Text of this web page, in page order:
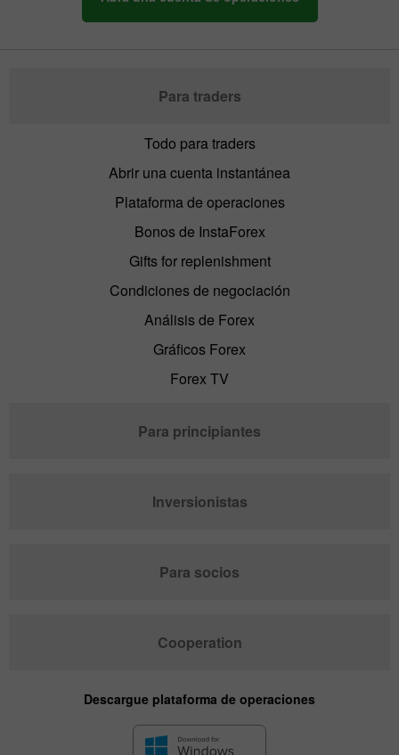
Para traders
Todo para traders
Abrir una cuenta instantánea
Plataforma de operaciones
Bonos de InstaForex
Gifts for replenishment
Condiciones de negociación
Análisis de Forex
Gráficos Forex
Forex TV
Para principiantes
Inversionistas
Para socios
Cooperation
Descargue plataforma de operaciones